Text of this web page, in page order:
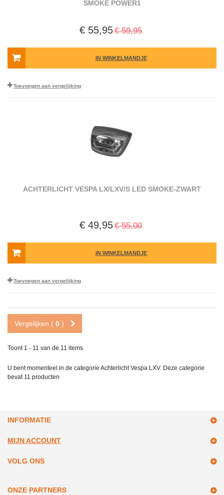
SMOKE POWER1
€ 55,95€ 59,95
IN WINKELMANDJE
Toevoegen aan vergelijking
ACHTERLICHT VESPA LX/LXV/S LED SMOKE-ZWART
€ 49,95€ 55,00
IN WINKELMANDJE
Toevoegen aan vergelijking
Vergelijken ( 0 )
Toont 1 - 11 van de 11 items
U bent momenteel in de categorie Achterlicht Vespa LXV. Deze categorie
bevat 11 producten
INFORMATIE
MIJN ACCOUNT
VOLG ONS
ONZE PARTNERS